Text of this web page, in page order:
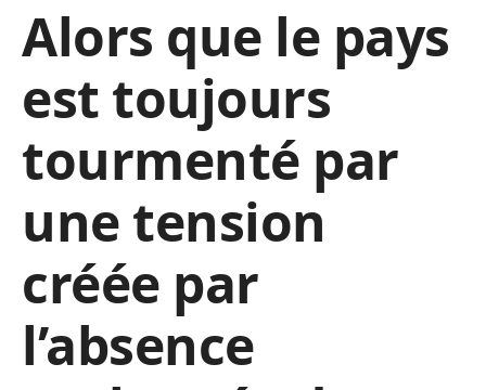
Alors que le pays
est toujours
tourmenté par
une tension
créée par
l’absence